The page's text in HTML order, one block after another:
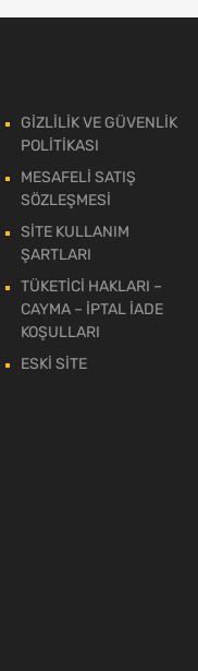
GİZLİLİK VE GÜVENLİK
POLİTİKASI
MESAFELİ SATIŞ
SÖZLEŞMESİ
SİTE KULLANIM
ŞARTLARI
TÜKETİCİ HAKLARI –
CAYMA – İPTAL İADE
KOŞULLARI
ESKİ SİTE